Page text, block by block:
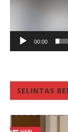
00:00
SELINTAS